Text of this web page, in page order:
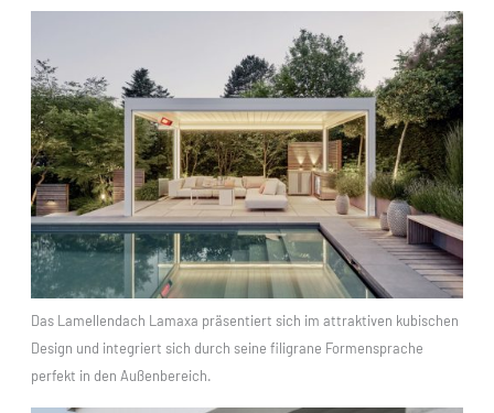
Das Lamellendach Lamaxa präsentiert sich im attraktiven kubischen
Design und integriert sich durch seine filigrane Formensprache
perfekt in den Außenbereich.